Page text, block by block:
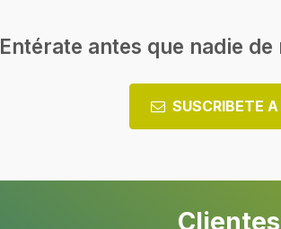
Entérate antes que nadie de
SUSCRIBETE